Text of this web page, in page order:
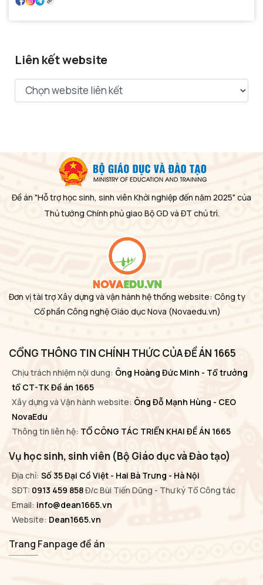
Liên kết website
Đề án "Hỗ trợ học sinh, sinh viên Khởi nghiệp đến năm 2025" của
Thủ tướng Chính phủ giao Bộ GD và ĐT chủ trì.
Đơn vị tài trợ Xây dựng và vận hành hệ thống website: Công ty
Cổ phần Công nghệ Giáo dục Nova (Novaedu.vn)
CỔNG THÔNG TIN CHÍNH THỨC CỦA ĐỀ ÁN 1665
Chịu trách nhiệm nội dung: Ông Hoàng Đức Minh - Tổ trưởng
tổ CT-TK Đề án 1665
Xây dựng và Vận hành website: Ông Đỗ Mạnh Hùng - CEO
NovaEdu
Thông tin liên hệ: TỔ CÔNG TÁC TRIỂN KHAI ĐỀ ÁN 1665
Vụ học sinh, sinh viên (Bộ Giáo dục và Đào tạo)
Địa chỉ: Số 35 Đại Cồ Việt - Hai Bà Trưng - Hà Nội
SĐT: 0913 459 858Đ/c Bùi Tiến Dũng - Thư ký Tổ Công tác
Email: info@dean1665.vn
Website: Dean1665.vn
Trang Fanpage đề án